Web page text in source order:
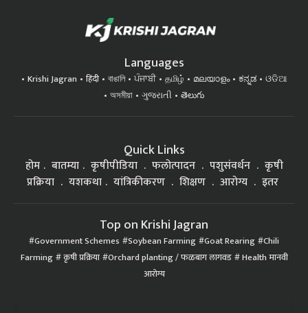
Languages
Krishi Jagran हिंदी বাঙালি ਪੰਜਾਬੀ தமிழ் മലയാളം ಕನ್ನಡ
ଓଡିଆ
অসমীয়া
ગુજરાતી తెలుగు
Quick Links
होम बातम्या कृषीपीडिया फलोत्पादन पशुसंवर्धन
कृषी
प्रक्रिया
यशकथा यांत्रिकीकरण शिक्षण आरोग्य इतर
Top on Krishi Jagran
Government Schemes Soybean Farming Goat Rearing Chili
Farming कृषी प्रक्रिया Orchard planting / फळबाग लागवड Health मानवी
आरोग्य